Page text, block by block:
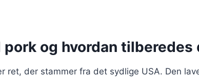
pork og hvordan tilberedes
ret, der stammer fra det sydlige USA. Den